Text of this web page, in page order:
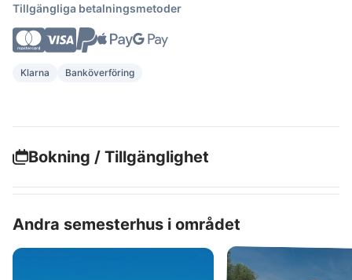
Tillgängliga betalningsmetoder
Klarna Banköverföring
Bokning / Tillgänglighet
Andra semesterhus i området